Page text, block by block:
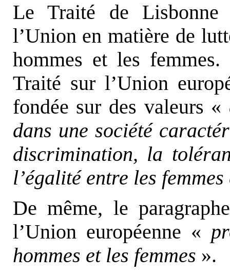
Le Traité de Lisbonne
l’Union en matière de
hommes et les
Traité sur l’Union
fondée sur des valeurs «
dans une société
discrimination, la
l’égalité entre les
De même, le
l’Union européenne «
hommes et les femmes ».